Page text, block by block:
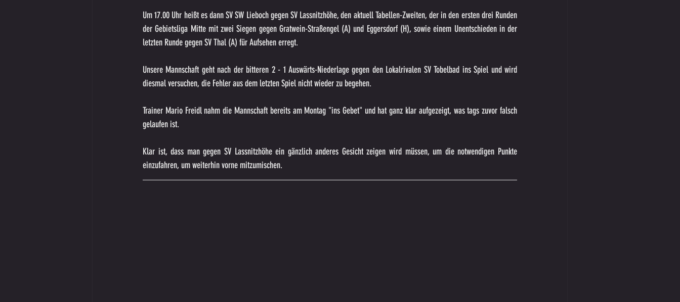
Um 17.00 Uhr heißt es dann SV SW Lieboch gegen SV Lassnitzhöhe, den aktuell Tabellen-Zweiten, der in den ersten drei Runden
der Gebietsliga Mitte mit zwei Siegen gegen Gratwein-Straßengel (A) und Eggersdorf (H), sowie einem Unentschieden in der
letzten Runde gegen SV Thal (A) für Aufsehen erregt.
Unsere Mannschaft geht nach der bitteren 2 - 1 Auswärts-Niederlage gegen den Lokalrivalen SV Tobelbad ins Spiel und wird
diesmal versuchen, die Fehler aus dem letzten Spiel nicht wieder zu begehen.
Trainer Mario Freidl nahm die Mannschaft bereits am Montag "ins Gebet" und hat ganz klar aufgezeigt, was tags zuvor falsch
gelaufen ist.
Klar ist, dass man gegen SV Lassnitzhöhe ein gänzlich anderes Gesicht zeigen wird müssen, um die notwendigen Punkte
einzufahren, um weiterhin vorne mitzumischen.